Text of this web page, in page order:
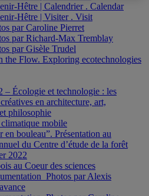
Hêtre | Calendrier . Calendar
Hêtre | Visiter . Visit
par Caroline Pierret
par Richard-Max Tremblay
par Gisèle Trudel
the Flow. Exploring ecotechnologies
– Écologie et technologie : les
en architecture, art,
philosophie
mobile
en bouleau”. Présentation au
du Centre d’étude de la forêt
2022
au Coeur des sciences
par Alexis